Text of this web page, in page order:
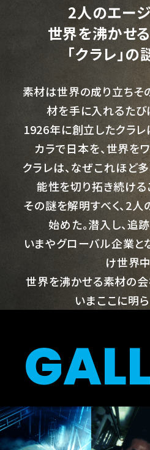
2人のエー
世界を沸かせ
「クラレ」の
素材は世界の成り立ちそ
材を手に入れるたび
1926年に創立したクラ
カラで日本を、世界を
クラレは、なぜこれほど
能性を切り拓き続ける
その謎を解明すべく、2
始めた。潜入し、追
いまやグローバル企業と
け世界中
世界を沸かせる素材の会
いまここに明